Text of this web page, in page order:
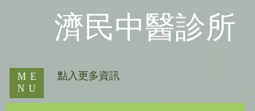
​濟民中醫診所
ME
NU
​ 點入更多資訊